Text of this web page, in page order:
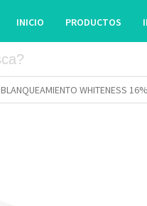
INICIO PRODUCTOS
BLANQUEAMIENTO WHITENESS 16%